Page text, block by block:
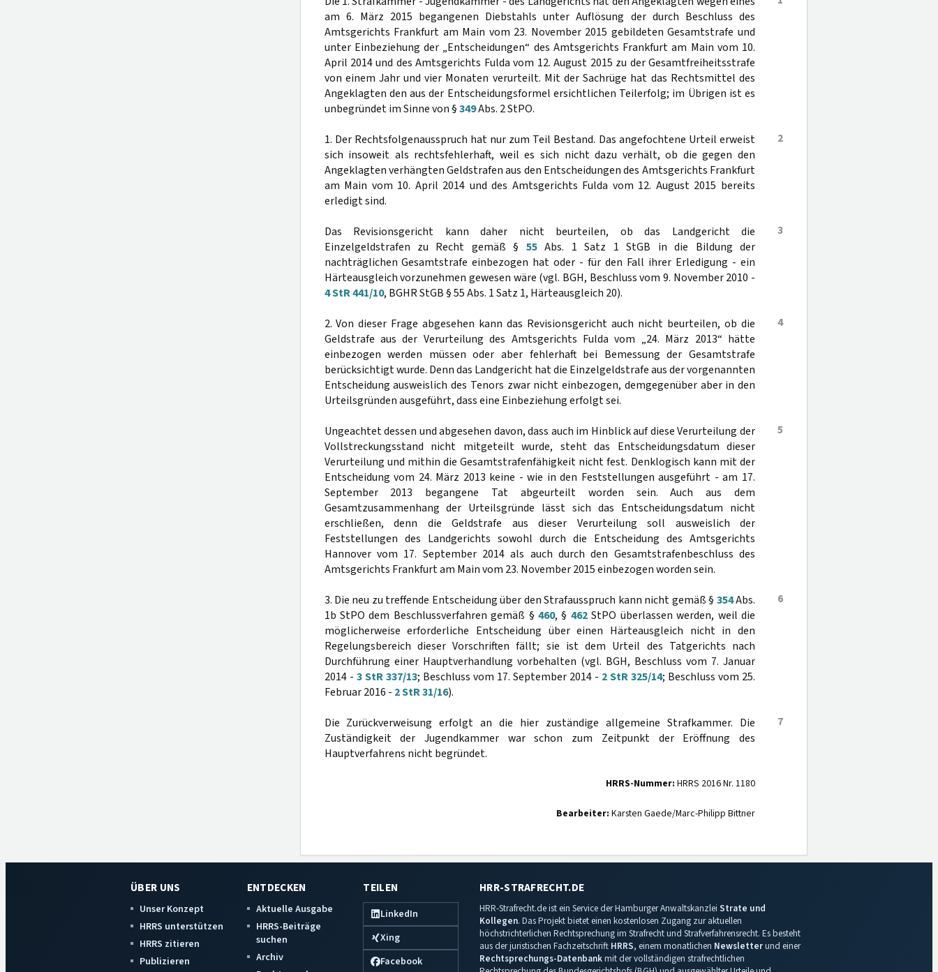
am 6. März 2015 begangenen Diebstahls unter Auflösung der durch Beschluss des
Amtsgerichts Frankfurt am Main vom 23. November 2015 gebildeten Gesamtstrafe und
unter Einbeziehung der „Entscheidungen“ des Amtsgerichts Frankfurt am Main vom 10.
April 2014 und des Amtsgerichts Fulda vom 12. August 2015 zu der Gesamtfreiheitsstrafe
von einem Jahr und vier Monaten verurteilt. Mit der Sachrüge hat das Rechtsmittel des
Angeklagten den aus der Entscheidungsformel ersichtlichen Teilerfolg; im Übrigen ist es
unbegründet im Sinne von §349Abs. 2 StPO.
2
1. Der Rechtsfolgenausspruch hat nur zum Teil Bestand. Das angefochtene Urteil erweist
sich insoweit als rechtsfehlerhaft, weil es sich nicht dazu verhält, ob die gegen den
Angeklagten verhängten Geldstrafen aus den Entscheidungen des Amtsgerichts Frankfurt
am Main vom 10. April 2014 und des Amtsgerichts Fulda vom 12. August 2015 bereits
erledigt sind.
3
Das Revisionsgericht kann daher nicht beurteilen, ob das Landgericht die
Einzelgeldstrafen zu Recht gemäß § 55Abs. 1 Satz 1 StGB in die Bildung der
nachträglichen Gesamtstrafe einbezogen hat oder - für den Fall ihrer Erledigung - ein
Härteausgleich vorzunehmen gewesen wäre (vgl. BGH, Beschluss vom 9. November 2010 -
4 StR 441/10, BGHR StGB § 55 Abs. 1 Satz 1, Härteausgleich 20).
4
2. Von dieser Frage abgesehen kann das Revisionsgericht auch nicht beurteilen, ob die
Geldstrafe aus der Verurteilung des Amtsgerichts Fulda vom „24. März 2013“ hätte
einbezogen werden müssen oder aber fehlerhaft bei Bemessung der Gesamtstrafe
berücksichtigt wurde. Denn das Landgericht hat die Einzelgeldstrafe aus der vorgenannten
Entscheidung ausweislich des Tenors zwar nicht einbezogen, demgegenüber aber in den
Urteilsgründen ausgeführt, dass eine Einbeziehung erfolgt sei.
5
Ungeachtet dessen und abgesehen davon, dass auch im Hinblick auf diese Verurteilung der
Vollstreckungsstand nicht mitgeteilt wurde, steht das Entscheidungsdatum dieser
Verurteilung und mithin die Gesamtstrafenfähigkeit nicht fest. Denklogisch kann mit der
Entscheidung vom 24. März 2013 keine - wie in den Feststellungen ausgeführt - am 17.
September 2013 begangene Tat abgeurteilt worden sein. Auch aus dem
Gesamtzusammenhang der Urteilsgründe lässt sich das Entscheidungsdatum nicht
erschließen, denn die Geldstrafe aus dieser Verurteilung soll ausweislich der
Feststellungen des Landgerichts sowohl durch die Entscheidung des Amtsgerichts
Hannover vom 17. September 2014 als auch durch den Gesamtstrafenbeschluss des
Amtsgerichts Frankfurt am Main vom 23. November 2015 einbezogen worden sein.
6
3. Die neu zu treffende Entscheidung über den Strafausspruch kann nicht gemäß § 354Abs.
1b StPO dem Beschlussverfahren gemäß §460, § 462StPO überlassen werden, weil die
möglicherweise erforderliche Entscheidung über einen Härteausgleich nicht in den
Regelungsbereich dieser Vorschriften fällt; sie ist dem Urteil des Tatgerichts nach
Durchführung einer Hauptverhandlung vorbehalten (vgl. BGH, Beschluss vom 7. Januar
2014 - 3 StR 337/13; Beschluss vom 17. September 2014 - 2 StR 325/14; Beschluss vom 25.
Februar 2016 - 2 StR 31/16).
7
Die Zurückverweisung erfolgt an die hier zuständige allgemeine Strafkammer. Die
Zuständigkeit der Jugendkammer war schon zum Zeitpunkt der Eröffnung des
Hauptverfahrens nicht begründet.
HRRS-Nummer: HRRS 2016 Nr. 1180
Bearbeiter: Karsten Gaede/Marc-Philipp Bittner
ÜBER UNS
Unser Konzept
HRRS unterstützen
HRRS zitieren
Publizieren
ENTDECKEN
Aktuelle Ausgabe
HRRS-Beiträge
suchen
Archiv
TEILEN
LinkedIn
Xing
Facebook
HRR-STRAFRECHT.DE
HRR-Strafrecht.de ist ein Service der Hamburger Anwaltskanzlei Strate und
Kollegen. Das Projekt bietet einen kostenlosen Zugang zur aktuellen
höchstrichterlichen Rechtsprechung im Strafrecht und Strafverfahrensrecht. Es besteht
aus der juristischen Fachzeitschrift HRRS, einem monatlichen Newsletterund einer
Rechtsprechungs-Datenbankmit der vollständigen strafrechtlichen